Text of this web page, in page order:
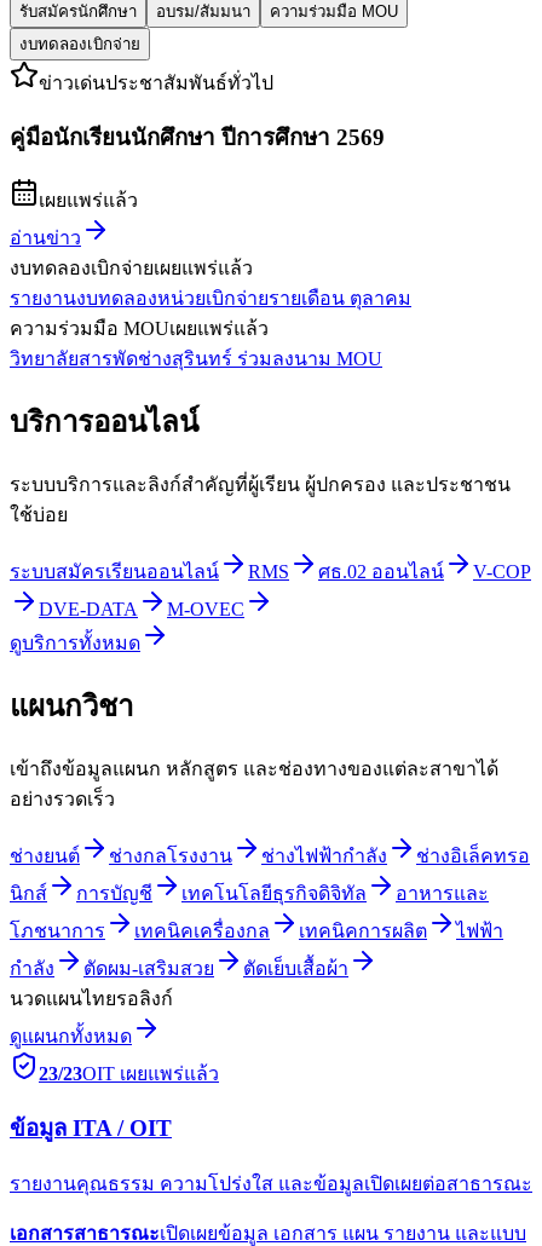
รับสมัครนักศึกษา
อบรม/สัมมนา
ความร่วมมือ MOU
งบทดลองเบิกจ่าย
ข่าวเด่นประชาสัมพันธ์ทั่วไป
คู่มือนักเรียนนักศึกษา ปีการศึกษา 2569
เผยแพร่แล้ว
อ่านข่าว
งบทดลองเบิกจ่ายเผยแพร่แล้ว
รายงานงบทดลองหน่วยเบิกจ่ายรายเดือน ตุลาคม
ความร่วมมือ MOUเผยแพร่แล้ว
วิทยาลัยสารพัดช่างสุรินทร์ ร่วมลงนาม MOU
บริการออนไลน์
ระบบบริการและลิงก์สำคัญที่ผู้เรียน ผู้ปกครอง และประชาชน
ใช้บ่อย
ระบบสมัครเรียนออนไลน์ RMS ศธ.02 ออนไลน์
V-COP
DVE-DATA
M-OVEC
ดูบริการทั้งหมด
แผนกวิชา
เข้าถึงข้อมูลแผนก หลักสูตร และช่องทางของแต่ละสาขาได้
อย่างรวดเร็ว
ช่างยนต์ ช่างกลโรงงาน ช่างไฟฟ้ากำลัง
ช่างอิเล็คทรอ
นิกส์
การบัญชี เทคโนโลยีธุรกิจดิจิทัล
อาหารและ
โภชนาการ
เทคนิคเครื่องกล เทคนิคการผลิต
ไฟฟ้า
กำลัง
ตัดผม-เสริมสวย
ตัดเย็บเสื้อผ้า
นวดแผนไทยรอลิงก์
ดูแผนกทั้งหมด
23/23OIT เผยแพร่แล้ว
ข้อมูล ITA / OIT
รายงานคุณธรรม ความโปร่งใส และข้อมูลเปิดเผยต่อสาธารณะ
เอกสารสาธารณะเปิดเผยข้อมูล เอกสาร แผน รายงาน และแบบ